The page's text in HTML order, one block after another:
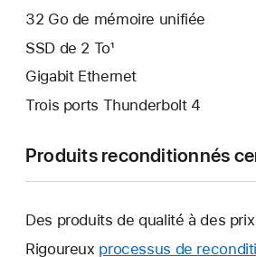
32 Go de mémoire unifiée
SSD de 2 To¹
Gigabit Ethernet
Trois ports Thunderbolt 4
Produits reconditionnés
Des produits de qualité à des
Rigoureux processus de